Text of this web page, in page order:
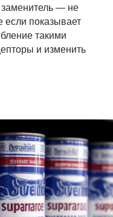
заменитель — не
если показывает
такими
и изменить